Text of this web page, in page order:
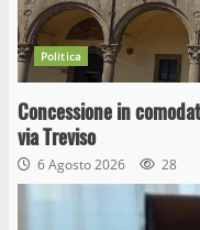
Politica
Concessione in
via Treviso
6 Agosto 2026 28